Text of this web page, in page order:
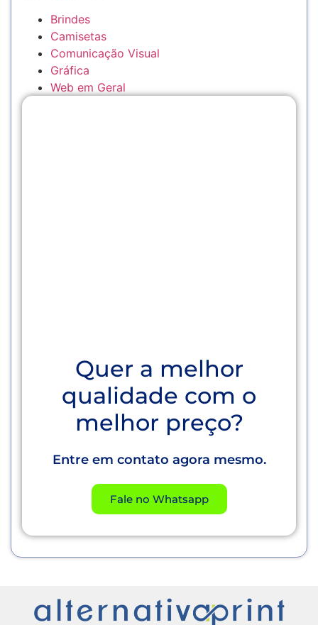
Brindes
Camisetas
Comunicação Visual
Gráfica
Web em Geral
Quer a melhor
qualidade com o
melhor preço?
Entre em contato agora mesmo.
Fale no Whatsapp